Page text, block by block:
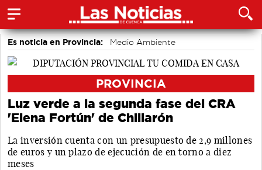
Es noticia en Provincia:
Medio Ambiente
accidentes laborales
PROVINCIA
Luz verde a la segunda fase del CRA
'Elena Fortún' de Chillarón
La inversión cuenta con un presupuesto de 2,9 millones
de euros y un plazo de ejecución de en torno a diez
meses